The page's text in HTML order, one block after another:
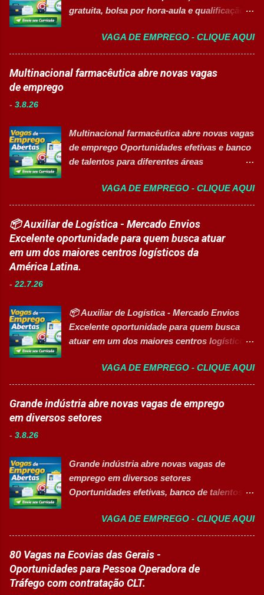
desenvolvimento profissional e um ambiente
CANDIDATAR-SE AGORA 📋 Principais
Atividades ✅ Auxiliar nas atividades de
embalagem, envase, manipulação e
Auxiliar no setup e abastecimento das linhas
produtivas; ✅ Conferir materiais recebidos e
realizar devoluções quand...
gratuita, bolsa por hora-aula e qualificação
MINHA VAGA Sobre o Programa de
Qualificação Estão abertas as inscrições
para programas de formação
profissionalizante voltados para o
certificação reconhecida, os participantes
contam com uma ajuda de custo calculada
em R$ 6,00 por hora-aula frequentada , ideal
durante todo o período de estudos. Opções
de Formação Disponíveis Aperfeiçoamento
em Gestão e Serviços de Gastronomia
(Turma Vespertina) Aperfeiçoamento em
Gestão e Serviços de Gastronomia (Turma
Noturna) Estratégia de Vendas e
Gastronomia (Tarde): Aulas de 13h...
VAGA DE EMPREGO - CLIQUE AQUI
Multinacional farmacêutica abre novas vagas
de emprego
- 3.8.26
Multinacional farmacêutica abre novas vagas
de emprego Oportunidades efetivas e banco
de talentos para diferentes áreas
Sobre as oportunidades Uma das maiores
multinacionais farmacêuticas do Brasil está
com novas oportunidades abertas para
profissionais que desejam atuar em um
ambiente inovador, colaborativo e voltado
para o desenvolvimento de pessoas. As
profissionais com diferentes perfis e níveis
de experiência. Vagas disponíveis Analista
de Projetos Pleno Auxiliar de Almoxarifado
Manutenção II Banco de Talentos Áreas de
atuação Produção Industrial. Logística.
Almoxarifado. Projetos. Engenharia.
Manutenção Industrial. Operações. Banco de
VAGA DE EMPREGO - CLIQUE AQUI
📦 Auxiliar de Logística - Mercado Envios
Excelente oportunidade para quem busca atuar
em um dos maiores centros logísticos da
América Latina.
- 22.7.26
📦 Auxiliar de Logística - Mercado Envios
Excelente oportunidade para quem busca
atuar em um dos maiores centros logísticos
📋 Sobre a oportunidade O Mercado Envios
está com oportunidade para Auxiliar de
Logística . A empresa busca profissionais
comprometidos, organizados e que desejam
Receber produtos no centro de distribuição;
Embalar e etiquetar mercadorias; Conferir
documentos, registros e embalagens;
logísticos; Contribuir com melhorias na
operação; Atuar em equipe para garantir
agilidade nas entregas. ✅ Requisitos Ensino
Fundamental completo; Não é necessário
possuir experiência anterior; Perfil
VAGA DE EMPREGO - CLIQUE AQUI
Grande indústria abre novas vagas de emprego
em diversos setores
- 3.8.26
Grande indústria abre novas vagas de
emprego em diversos setores
Oportunidades efetivas, banco de talentos e
Deficiência (PcD) 👉 CANDIDATAR AGORA
Sobre as oportunidades Uma das maiores
indústrias do setor de calçados e bens de
consumo está com novas oportunidades de
emprego abertas para profissionais de
diferentes áreas e níveis de experiência. Há
VAGA DE EMPREGO - CLIQUE AQUI
80 Vagas na Ecovias das Gerais -
Oportunidades para Pessoa Operadora de
Tráfego com contratação CLT.